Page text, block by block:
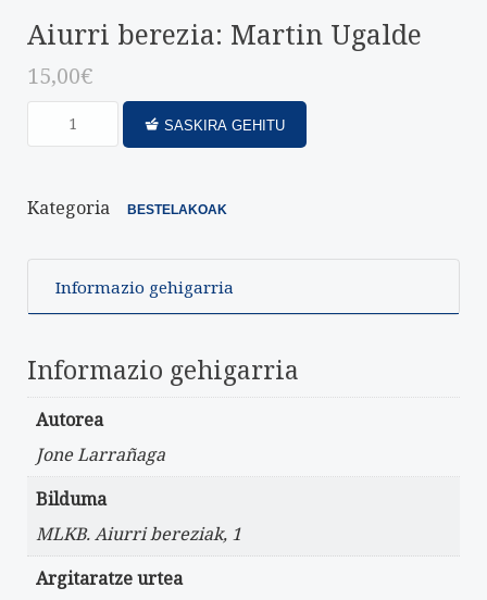
Aiurri berezia: Martin Ugalde
15,00€
SASKIRA GEHITU
Kategoria BESTELAKOAK
Informazio gehigarria
Informazio gehigarria
Autorea
Jone Larrañaga
Bilduma
MLKB. Aiurri bereziak, 1
Argitaratze urtea